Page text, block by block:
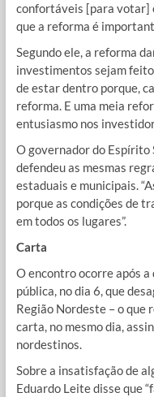
confortáveis [para votar]
que a reforma é
Segundo ele, a reforma
investimentos sejam
de estar dentro porque,
reforma. E uma meia
entusiasmo nos
O governador do Espírito
defendeu as mesmas
estaduais e municipais.
porque as condições de
em todos os lugares”.
Carta
O encontro ocorre após
pública, no dia 6, que
Região Nordeste – o que
carta, no mesmo dia,
nordestinos.
Sobre a insatisfação de
Eduardo Leite disse que